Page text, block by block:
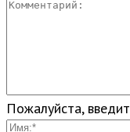
Пожалуйста,